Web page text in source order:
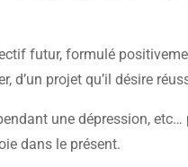
futur, formulé
d’un projet qu’il désire
une dépression,
dans le présent.